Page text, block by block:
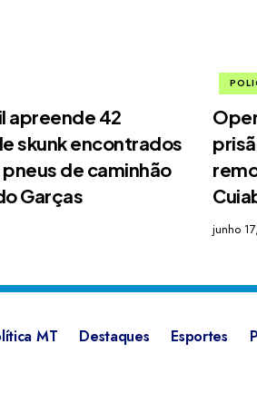
apreende 42
skunk encontrados
de caminhão
Garças
junho
MT Destaques Esportes